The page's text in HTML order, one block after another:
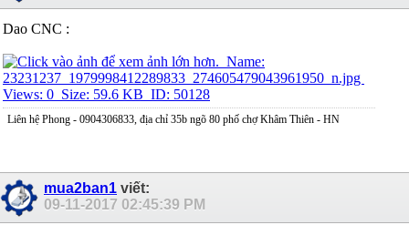
Dao CNC :
Liên hệ Phong - 0904306833, địa chỉ 35b ngõ 80 phố chợ Khâm Thiên - HN
mua2ban1 viết:
09-11-2017 02:45:39 PM